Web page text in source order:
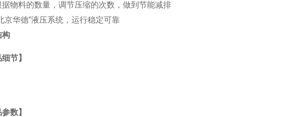
据物料的数量，调节压缩的次数，做到节能减排
京华德”液压系统，运行稳定可靠
构
节】
数】